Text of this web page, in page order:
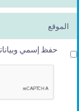
ai
l*
حفظ إسمي